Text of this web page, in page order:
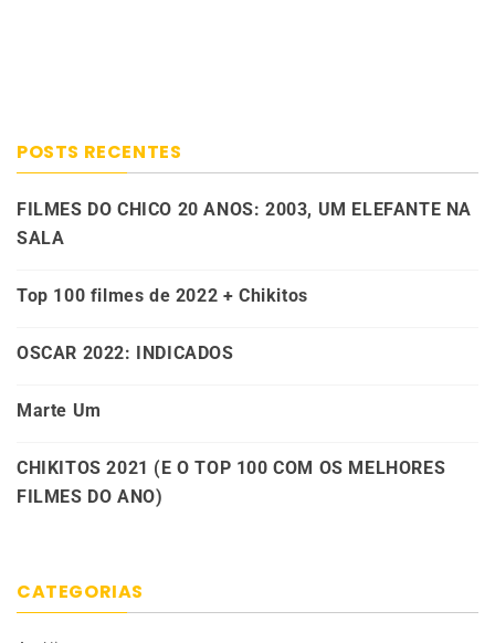
POSTS RECENTES
FILMES DO CHICO 20 ANOS: 2003, UM ELEFANTE NA
SALA
Top 100 filmes de 2022 + Chikitos
OSCAR 2022: INDICADOS
Marte Um
CHIKITOS 2021 (E O TOP 100 COM OS MELHORES
FILMES DO ANO)
CATEGORIAS